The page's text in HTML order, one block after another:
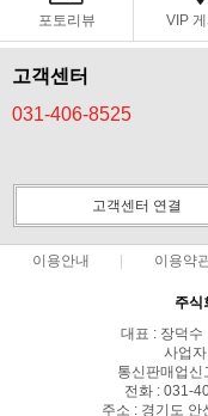
포토리뷰 VIP
고객센터
031-406-8525
고객센터 연결
이용안내 이용약
주식
대표 : 장덕수
사업
통신판매업
전화 : 031-
주소 : 경기도